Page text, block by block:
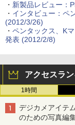
・ 新製品レビュー：
・ インタビュー：ペ
(2012/3/26)
・ ペンタックス、K
発表 (2012/2/8)
アクセスラ
1時間
デジカメアイテ
のための写真編